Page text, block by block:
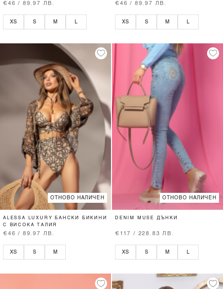
€46 / 89.97 ЛВ.
XS S M
€46 / 89.97 ЛВ.
XS S M
ОТНОВО НАЛИЧЕН
ALESSA LUXURY БАНСКИ БИКИНИ
С ВИСОКА ТАЛИЯ
€46 / 89.97 ЛВ.
XS S M
ОТНОВО НАЛИЧЕН
DENIM MUSE ДЪНКИ
€117 / 228.83 ЛВ.
XS S M L